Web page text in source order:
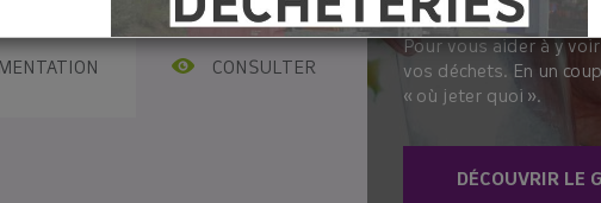
CONSULTER
Pour vous aider à y
vos déchets. En un
« où jeter quoi ».
DÉCOUVRIR LE